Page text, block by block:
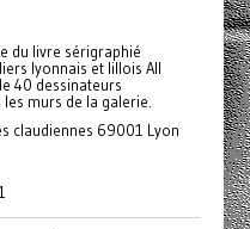
du livre sérigraphié
lyonnais et lillois All
40 dessinateurs
murs de la galerie.
claudiennes 69001 Lyon